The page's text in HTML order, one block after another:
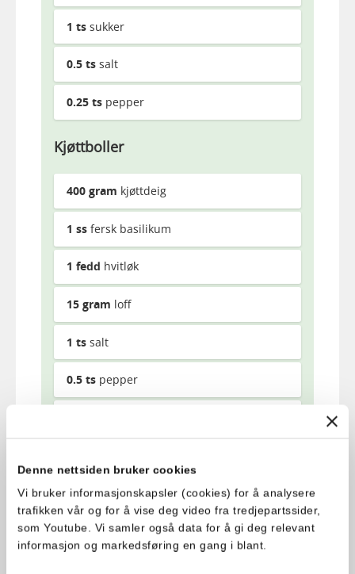
Denne nettsiden bruker cookies
Vi bruker informasjonskapsler (cookies) for å analysere
trafikken vår og for å vise deg video fra tredjepartssider,
som Youtube. Vi samler også data for å gi deg relevant
informasjon og markedsføring en gang i blant.
1 ts sukker
0.5 ts salt
0.25 ts pepper
Kjøttboller
400 gram kjøttdeig
1 ss fersk basilikum
1 fedd hvitløk
15 gram loff
1 ts salt
0.5 ts pepper
Topping:
100 gramfersk mozzarella
15 gramloff